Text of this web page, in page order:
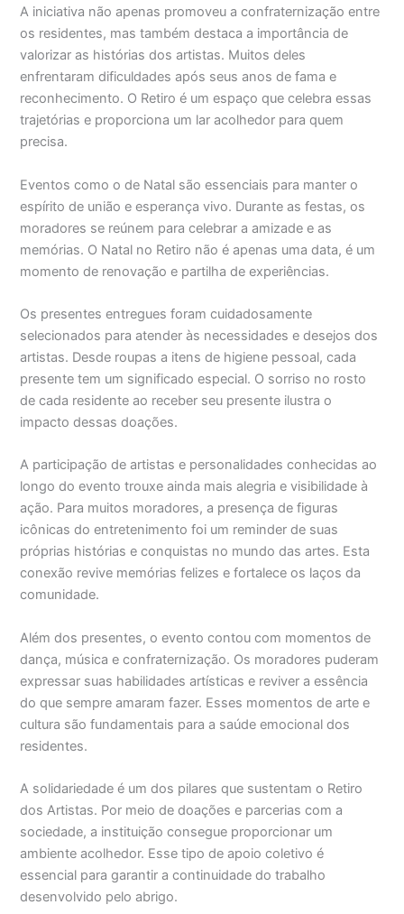
A iniciativa não apenas promoveu a confraternização entre
os residentes, mas também destaca a importância de
valorizar as histórias dos artistas. Muitos deles
enfrentaram dificuldades após seus anos de fama e
reconhecimento. O Retiro é um espaço que celebra essas
trajetórias e proporciona um lar acolhedor para quem
precisa.
Eventos como o de Natal são essenciais para manter o
espírito de união e esperança vivo. Durante as festas, os
moradores se reúnem para celebrar a amizade e as
memórias. O Natal no Retiro não é apenas uma data, é um
momento de renovação e partilha de experiências.
Os presentes entregues foram cuidadosamente
selecionados para atender às necessidades e desejos dos
artistas. Desde roupas a itens de higiene pessoal, cada
presente tem um significado especial. O sorriso no rosto
de cada residente ao receber seu presente ilustra o
impacto dessas doações.
A participação de artistas e personalidades conhecidas ao
longo do evento trouxe ainda mais alegria e visibilidade à
ação. Para muitos moradores, a presença de figuras
icônicas do entretenimento foi um reminder de suas
próprias histórias e conquistas no mundo das artes. Esta
conexão revive memórias felizes e fortalece os laços da
comunidade.
Além dos presentes, o evento contou com momentos de
dança, música e confraternização. Os moradores puderam
expressar suas habilidades artísticas e reviver a essência
do que sempre amaram fazer. Esses momentos de arte e
cultura são fundamentais para a saúde emocional dos
residentes.
A solidariedade é um dos pilares que sustentam o Retiro
dos Artistas. Por meio de doações e parcerias com a
sociedade, a instituição consegue proporcionar um
ambiente acolhedor. Esse tipo de apoio coletivo é
essencial para garantir a continuidade do trabalho
desenvolvido pelo abrigo.